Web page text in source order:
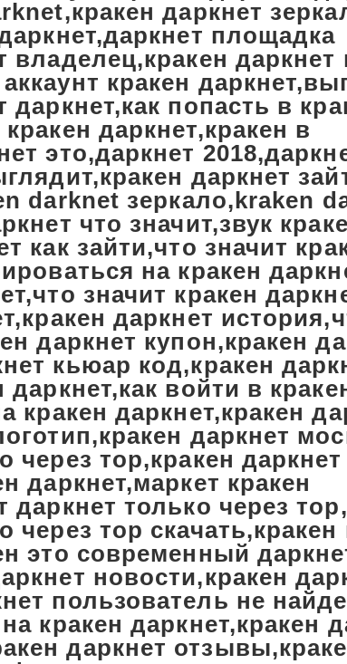
даркнет
площадка
владелец,кракен даркнет
кракен
даркнет,как попасть в
даркнет,кракен в
это,даркнет
даркнет
darknet зеркало,kraken
что значит,звук
как зайти,что значит
на кракен
значит кракен
даркнет
даркнет купон,кракен
кьюар код,кракен
войти в
кракен даркнет,кракен
даркнет
через тор,кракен
даркнет,маркет кракен
даркнет только через
через тор скачать,кракен
это современный
новости,кракен
пользователь не
кракен даркнет,кракен
даркнет